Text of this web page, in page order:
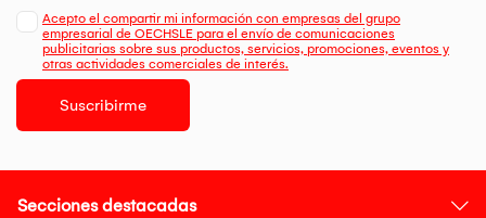
Acepto el compartir mi información con empresas del grupo
empresarial de OECHSLE para el envío de comunicaciones
publicitarias sobre sus productos, servicios, promociones, eventos y
otras actividades comerciales de interés.
Suscribirme
Secciones destacadas